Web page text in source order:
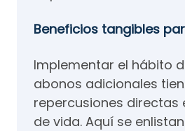
Beneficios tangibles
Implementar el hábito
abonos adicionales
repercusiones directas
de vida. Aquí se